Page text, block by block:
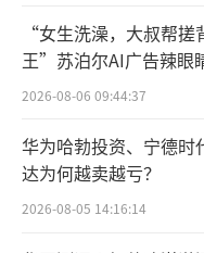
那么，“无人
从字面意思
野，或者无人存
个医疗产业，它
探索，以及基于
的伟大尝试。
“女生洗澡，大叔帮
王”苏泊尔AI广告辣眼
2026-08-06 09:44:37
华为哈勃投资、宁德时
达为何越卖越亏？
2026-08-05 14:16:14